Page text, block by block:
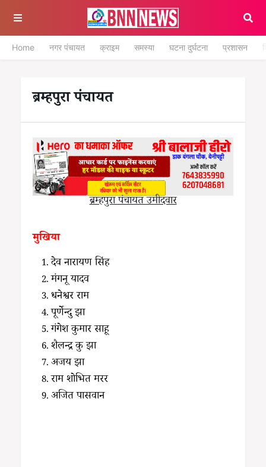
Home नगर पंचायत क्राइम समस्या घटना दुर्घटना प्रशासन
ब्रम्हपुरा पंचायत
ब्रम्हपुरा पंचायत उमीदवार
मुखिया
देव नारायण सिंह
मंगनू यादव
धनेश्वर राम
पूर्णेन्दु झा
गंगेश कुमार साहू
शैलन्द्र कु झा
अजय झा
राम शोभित मरर
अजित पासवान